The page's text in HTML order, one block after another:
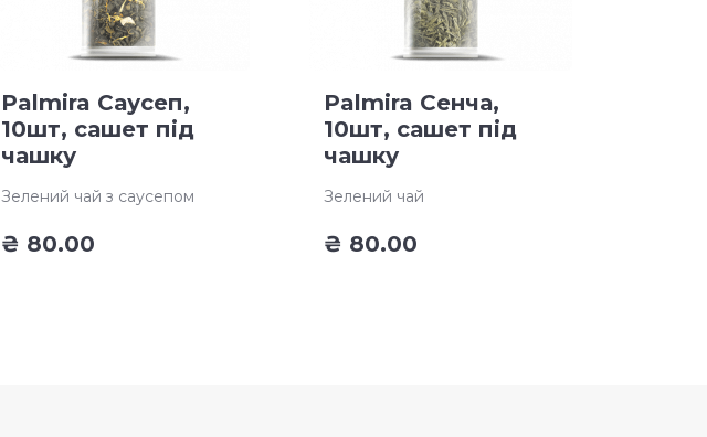
Palmira Саусеп,
10шт, сашет під
чашку
Зелений чай з саусепом
₴ 80.00
Palmira Сенча,
10шт, сашет під
чашку
Зелений чай
₴ 80.00